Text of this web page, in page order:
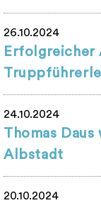
26.10.2024
Erfolgreicher
24.10.2024
Thomas
Albstadt
20.10.2024